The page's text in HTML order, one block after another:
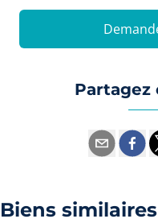
Biens similaires